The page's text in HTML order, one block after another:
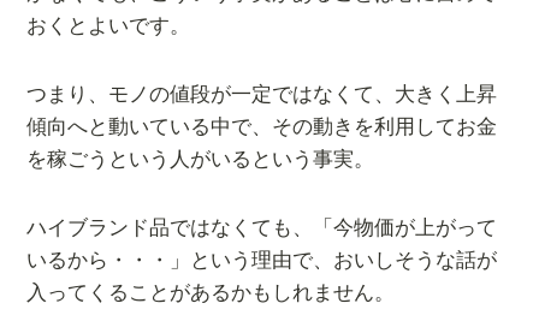
おくとよいです。
つまり、モノの値段が一定ではなくて、大きく上昇
傾向へと動いている中で、その動きを利用してお金
を稼ごうという人がいるという事実。
ハイブランド品ではなくても、「今物価が上がって
いるから・・・」という理由で、おいしそうな話が
入ってくることがあるかもしれません。